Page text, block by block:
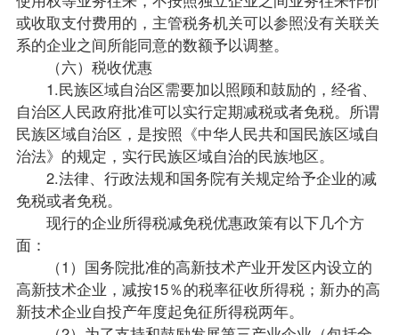
或收取支付费用的，主管税务机关可以参照没有关联关
系的企业之间所能同意的数额予以调整。
（六）税收优惠
1.民族区域自治区需要加以照顾和鼓励的，经省、
自治区人民政府批准可以实行定期减税或者免税。所谓
民族区域自治区，是按照《中华人民共和国民族区域自
治法》的规定，实行民族区域自治的民族地区。
2.法律、行政法规和国务院有关规定给予企业的减
免税或者免税。
现行的企业所得税减免税优惠政策有以下几个方
面：
（1）国务院批准的高新技术产业开发区内设立的
高新技术企业，减按15％的税率征收所得税；新办的高
新技术企业自投产年度起免征所得税两年。